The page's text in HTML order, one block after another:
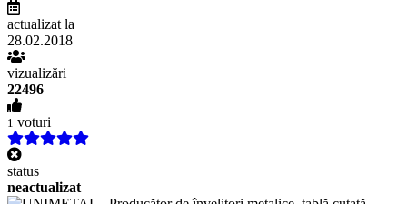
actualizat la
28.02.2018
vizualizări
22496
1 voturi
status
neactualizat